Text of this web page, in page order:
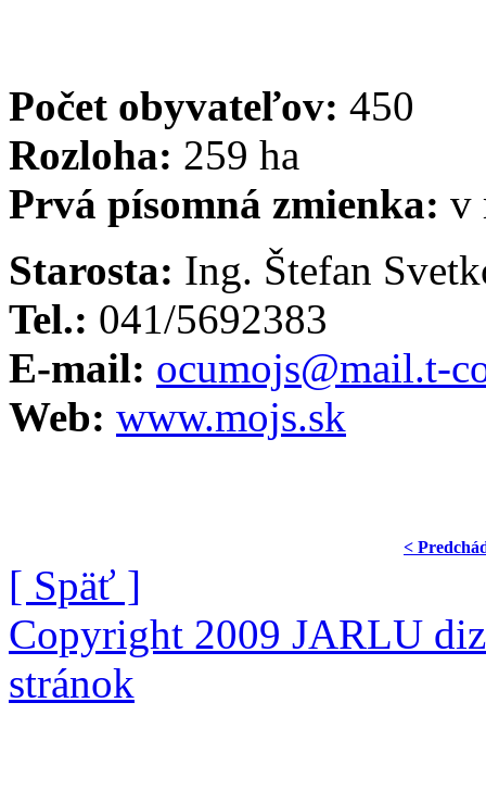
Počet obyvateľov: 450
Rozloha: 259 ha
Prvá písomná zmienka: v
Starosta: Ing. Štefan
Tel.: 041/5692383
E-mail: ocumojs@mail.t-
Web: www.mojs.sk
<
[ Späť ]
Copyright 2009 JARLU
stránok